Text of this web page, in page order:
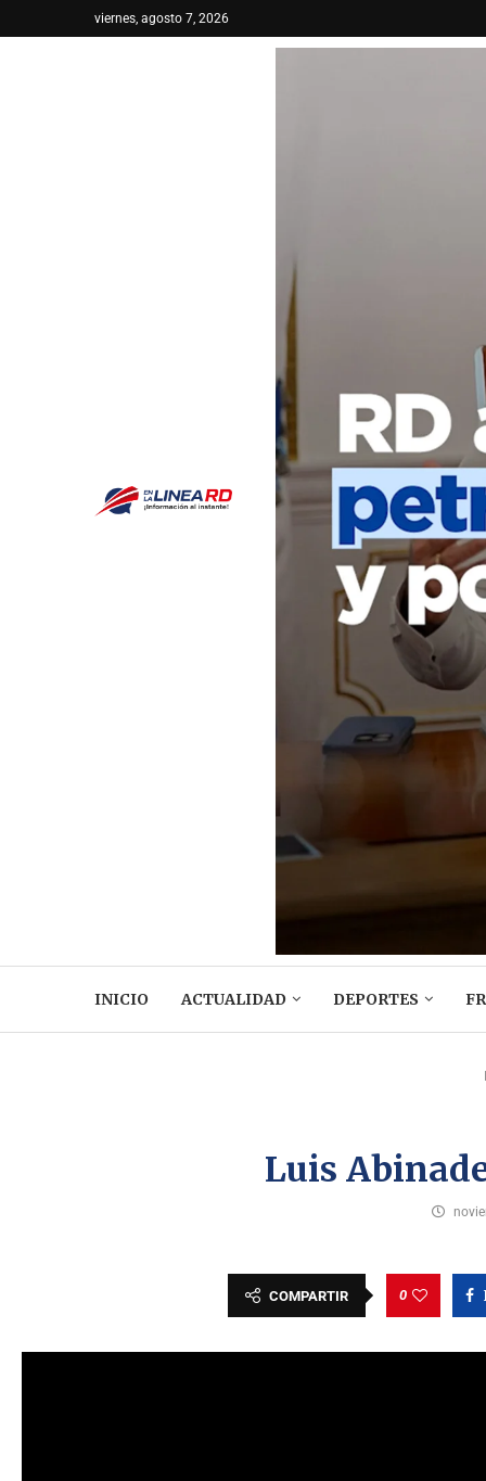
viernes, agosto 7, 2026
INICIO ACTUALIDAD DEPORTES
Luis
COMPARTIR 0